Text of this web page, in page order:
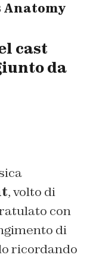
Anatomy
cast
da
, volto di
con
di
ricordando